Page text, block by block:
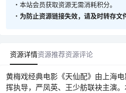
・本站会员获取资源无需消耗积分。
・ 为防止资源链接失效，请及时转存文
资源详情资源推荐资源评论
黄梅戏经典电影《天仙配》由上海
挥执导，严凤英、王少舫联袂主演